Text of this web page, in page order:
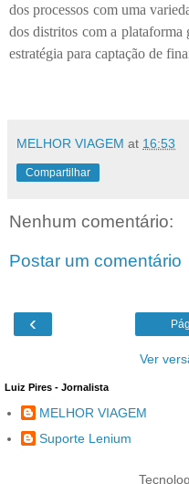
dos processos com uma
dos distritos com a plataforma
estratégia para captação de
MELHOR VIAGEM at 16:53
Compartilhar
Nenhum comentário:
Postar um comentário
‹
Ver
Luiz Pires - Jornalista
MELHOR VIAGEM
Suporte Lenium